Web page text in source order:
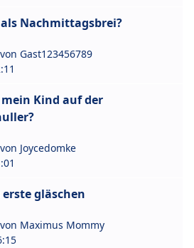
Nachmittagsbrei?
Gast123456789
Kind auf der
Joycedomke
gläschen
Maximus Mommy